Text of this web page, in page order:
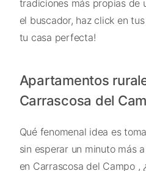
tradiciones más propias de
el buscador, haz click en
tu casa perfecta!
Apartamentos
Carrascosa del
Qué fenomenal idea es
sin esperar un minuto más
en Carrascosa del Campo ,